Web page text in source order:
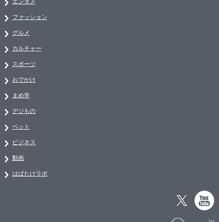
ファッション
グルメ
カルチャー
スポーツ
おでかけ
まめ学
デジもの
ペット
ビジネス
動画
はばたけラボ